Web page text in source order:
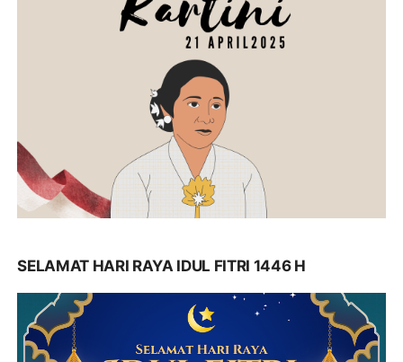
SELAMAT HARI RAYA IDUL FITRI 1446 H